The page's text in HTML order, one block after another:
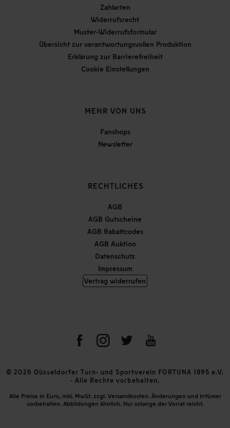
Zahlarten
Widerrufsrecht
Muster-Widerrufsformular
Übersicht zur verantwortungsvollen Produktion
Erklärung zur Barrierefreiheit
Cookie Einstellungen
MEHR VON UNS
Fanshops
Newsletter
RECHTLICHES
AGB
AGB Gutscheine
AGB Rabattcodes
AGB Auktion
Datenschutz
Impressum
Vertrag widerrufen
© 2026 Düsseldorfer Turn- und Sportverein FORTUNA 1895 e.V.
- Alle Rechte vorbehalten.
Alle Preise in Euro, inkl. MwSt. zzgl. Versandkosten. Änderungen und Irrtümer
vorbehalten. Abbildungen ähnlich. Nur solange der Vorrat reicht.